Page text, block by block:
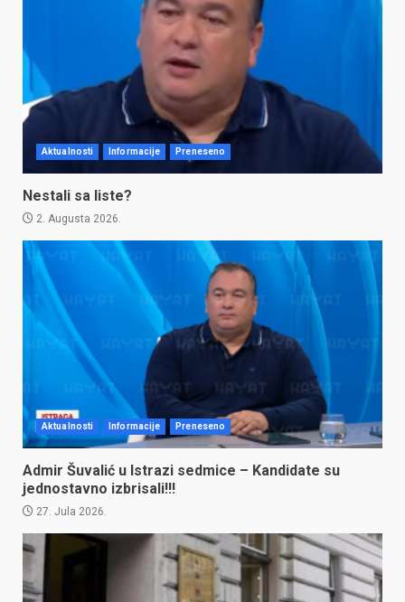
Aktualnosti Informacije Preneseno
Nestali sa liste?
2. Augusta 2026.
Aktualnosti Informacije Preneseno
Admir Šuvalić u Istrazi sedmice – Kandidate su
jednostavno izbrisali!!!
27. Jula 2026.